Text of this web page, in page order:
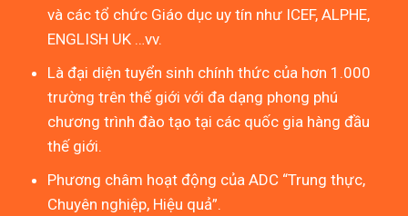
và các tổ chức Giáo dục uy tín như ICEF, ALPHE,
ENGLISH UK …vv.
Là đại diện tuyển sinh chính thức của hơn 1.000
trường trên thế giới với đa dạng phong phú
chương trình đào tạo tại các quốc gia hàng đầu
thế giới.
Phương châm hoạt động của ADC “Trung thực,
Chuyên nghiệp, Hiệu quả”.